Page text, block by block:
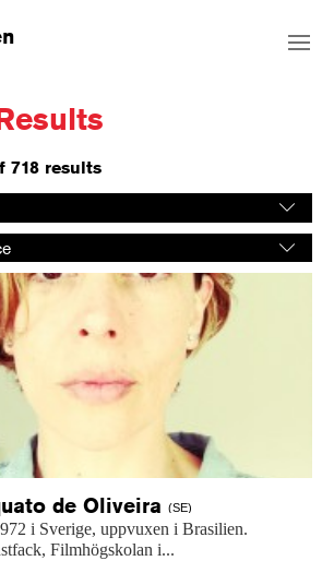
718 results
de Oliveira (SE)
i Sverige, uppvuxen i Brasilien.
Filmhögskolan i...